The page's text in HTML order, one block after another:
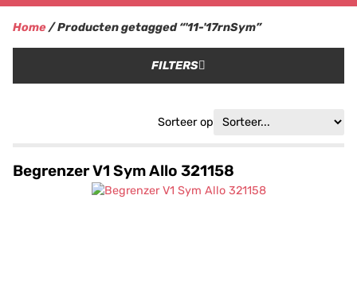
Home/ Producten getagged “'11-'17rnSym”
FILTERS
Sorteer op
Begrenzer V1 Sym Allo 321158